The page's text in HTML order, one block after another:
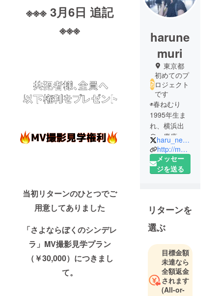
※※※ 3月6日 追記
※※※
当初リターンのひとつでご
用意してありました
「さよならぼくのシンデレ
ラ」MV撮影見学プラン
（￥30,000）につきまし
て。
harune
muri
東京都
初めてのプ
ロジェクト
です
◉春ねむり
1995年生ま
れ、横浜出
身。慶應在
学。17歳か
らバンドを
始め、シン
る。
活動をはじ
めて数ヶ月
後には、正
規音源未発
売ながら
BAYCAMP20
haru_nemuri
http://mcharunonemuri.tumblr.com/
メッセー
ジを送る
リターンを
選ぶ
目標金額
未達なら
全額返金
されます
(All-or-